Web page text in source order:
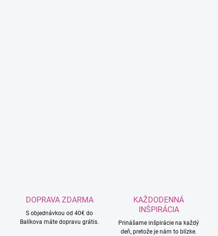
DOPRAVA ZDARMA
S objednávkou od 40€ do
Balíkova máte dopravu grátis.
KAŽDODENNÁ
INŠPIRÁCIA
Prinášame inšpirácie na každý
deň, pretože je nám to blízke.